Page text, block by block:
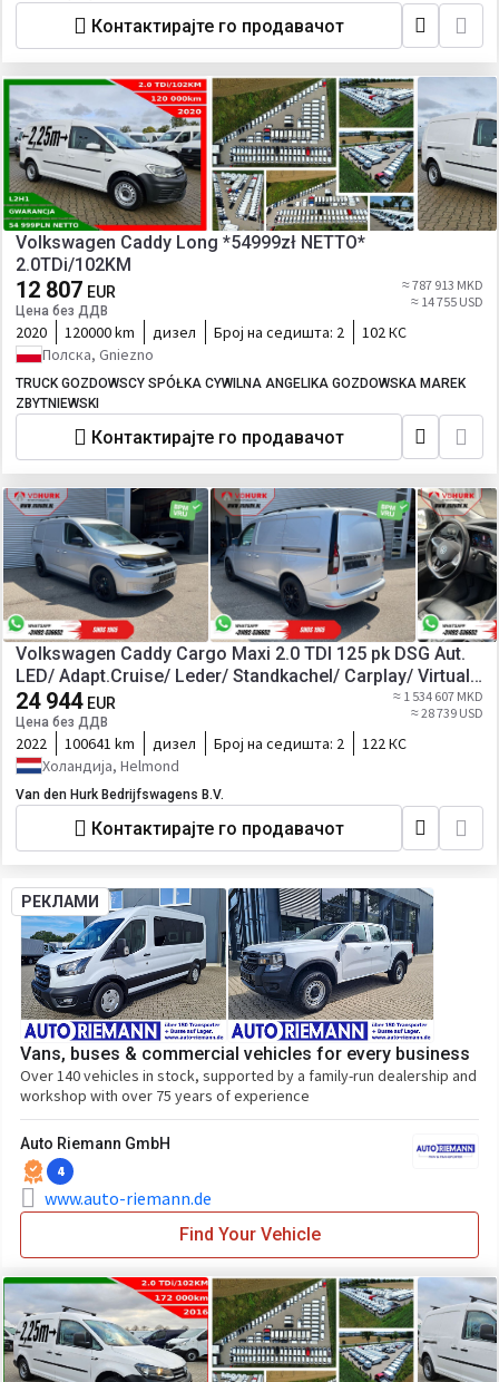
Контактирајте го продавачот
Volkswagen Caddy Long *54999zł NETTO*
2.0TDi/102KM
12 807 EUR
Цена без ДДВ
≈ 787 913 MKD
≈ 14 755 USD
2020 120000 km дизел Број на седишта: 2
102 КС
Полска, Gniezno
TRUCK GOZDOWSCY SPÓŁKA CYWILNA ANGELIKA GOZDOWSKA MAREK
ZBYTNIEWSKI
Контактирајте го продавачот
Volkswagen Caddy Cargo Maxi 2.0 TDI 125 pk DSG Aut.
LED/ Adapt.Cruise/ Leder/ Standkachel/ Carplay/ Virtual
Cockpit/ Stoelverw./ 2x Schuifdeur/ Camera/17”LM
24 944 EUR
Цена без ДДВ
≈ 1 534 607 MKD
≈ 28 739 USD
2022 100641 km дизел Број на седишта: 2
122 КС
Холандија, Helmond
Van den Hurk Bedrijfswagens B.V.
Контактирајте го продавачот
РЕКЛАМИ
Vans, buses & commercial vehicles for every business
Over 140 vehicles in stock, supported by a family-run dealership and
workshop with over 75 years of experience
Auto Riemann GmbH
4
www.auto-riemann.de
Find Your Vehicle